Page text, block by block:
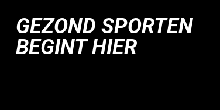
GEZOND SPORTEN
BEGINT HIER